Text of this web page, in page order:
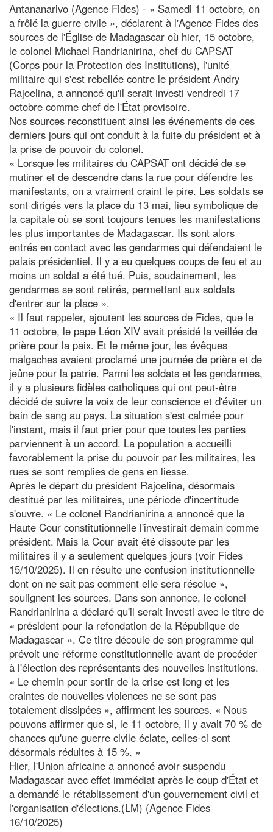
Antananarivo (Agence Fides) - « Samedi 11 octobre, on
a frôlé la guerre civile », déclarent à l'Agence Fides des
sources de l'Église de Madagascar où hier, 15 octobre,
le colonel Michael Randrianirina, chef du CAPSAT
(Corps pour la Protection des Institutions), l'unité
militaire qui s'est rebellée contre le président Andry
Rajoelina, a annoncé qu'il serait investi vendredi 17
octobre comme chef de l'État provisoire.
Nos sources reconstituent ainsi les événements de ces
derniers jours qui ont conduit à la fuite du président et à
la prise de pouvoir du colonel.
« Lorsque les militaires du CAPSAT ont décidé de se
mutiner et de descendre dans la rue pour défendre les
manifestants, on a vraiment craint le pire. Les soldats se
sont dirigés vers la place du 13 mai, lieu symbolique de
la capitale où se sont toujours tenues les manifestations
les plus importantes de Madagascar. Ils sont alors
entrés en contact avec les gendarmes qui défendaient le
palais présidentiel. Il y a eu quelques coups de feu et au
moins un soldat a été tué. Puis, soudainement, les
gendarmes se sont retirés, permettant aux soldats
d'entrer sur la place ».
« Il faut rappeler, ajoutent les sources de Fides, que le
11 octobre, le pape Léon XIV avait présidé la veillée de
prière pour la paix. Et le même jour, les évêques
malgaches avaient proclamé une journée de prière et de
jeûne pour la patrie. Parmi les soldats et les gendarmes,
il y a plusieurs fidèles catholiques qui ont peut-être
décidé de suivre la voix de leur conscience et d'éviter un
bain de sang au pays. La situation s'est calmée pour
l'instant, mais il faut prier pour que toutes les parties
parviennent à un accord. La population a accueilli
favorablement la prise du pouvoir par les militaires, les
rues se sont remplies de gens en liesse.
Après le départ du président Rajoelina, désormais
destitué par les militaires, une période d'incertitude
s'ouvre. « Le colonel Randrianirina a annoncé que la
Haute Cour constitutionnelle l'investirait demain comme
président. Mais la Cour avait été dissoute par les
militaires il y a seulement quelques jours (voir Fides
15/10/2025). Il en résulte une confusion institutionnelle
dont on ne sait pas comment elle sera résolue »,
soulignent les sources. Dans son annonce, le colonel
Randrianirina a déclaré qu'il serait investi avec le titre de
« président pour la refondation de la République de
Madagascar ». Ce titre découle de son programme qui
prévoit une réforme constitutionnelle avant de procéder
à l'élection des représentants des nouvelles institutions.
« Le chemin pour sortir de la crise est long et les
craintes de nouvelles violences ne se sont pas
totalement dissipées », affirment les sources. « Nous
pouvons affirmer que si, le 11 octobre, il y avait 70 % de
chances qu'une guerre civile éclate, celles-ci sont
désormais réduites à 15 %. »
Hier, l'Union africaine a annoncé avoir suspendu
Madagascar avec effet immédiat après le coup d'État et
a demandé le rétablissement d'un gouvernement civil et
l'organisation d'élections.(LM) (Agence Fides
16/10/2025)